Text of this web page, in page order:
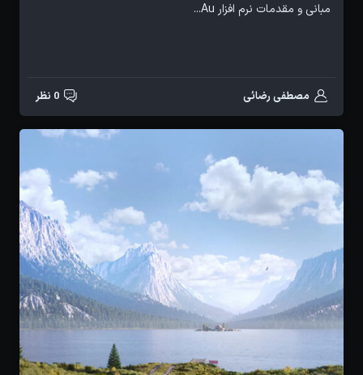
مبانی و مقدمات نرم افزار Au...
مصطفی رضائی 0 نظر